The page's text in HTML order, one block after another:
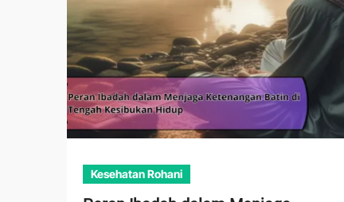
Kesehatan Rohani